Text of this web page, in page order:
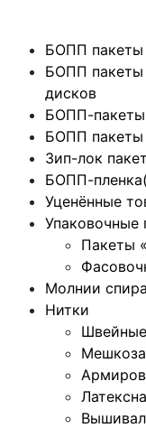
БОПП пакеты
БОПП пакеты
дисков
БОПП-
БОПП пакеты
Зип-лок
БОПП-
Уценённые
Упаковочные
Пакеты
Молнии
Нитки